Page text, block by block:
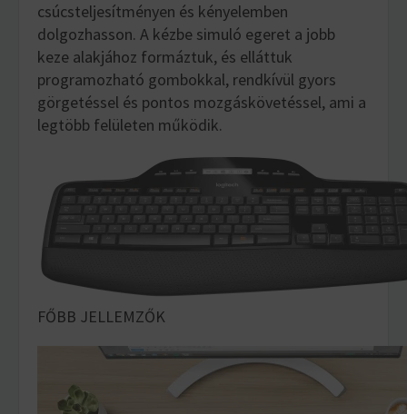
csúcsteljesítményen és kényelemben
dolgozhasson. A kézbe simuló egeret a jobb
keze alakjához formáztuk, és elláttuk
programozható gombokkal, rendkívül gyors
görgetéssel és pontos mozgáskövetéssel, ami a
legtöbb felületen működik.
FŐBB JELLEMZŐK